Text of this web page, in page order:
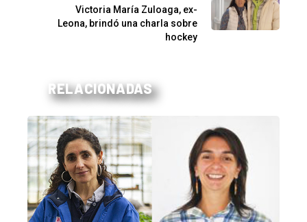
Victoria María Zuloaga, ex-
Leona, brindó una charla sobre
hockey
RELACIONADAS